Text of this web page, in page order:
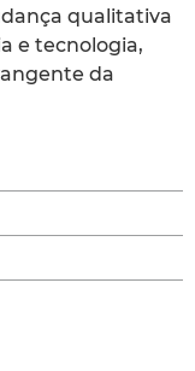
qualitativa
e tecnologia,
da